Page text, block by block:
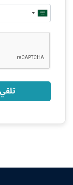
Saudi
Arabia